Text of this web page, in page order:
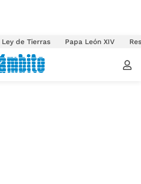
Ley de Tierras Papa León XIV